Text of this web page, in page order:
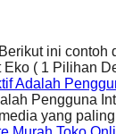
Berikut ini contoh
Eko ( 1 Pilihan
Adalah
Pengguna
yang